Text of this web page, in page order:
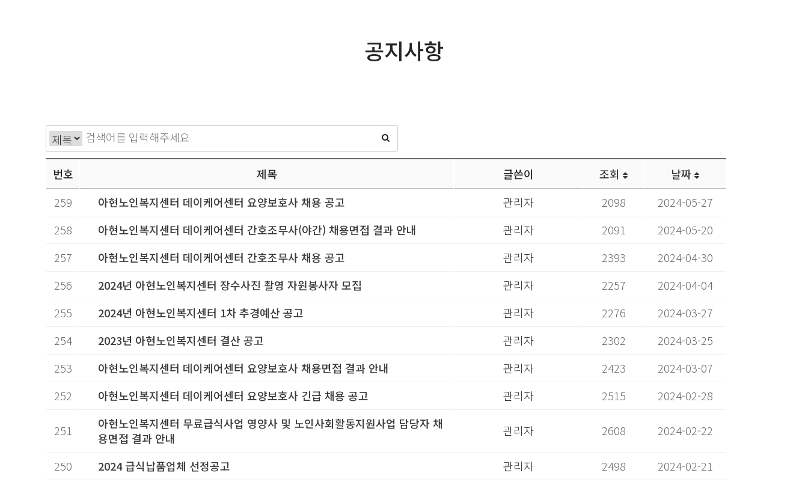
공지사항
번호 제목 글쓴이 조회
날짜
259
아현노인복지센터 데이케어센터 요양보호사 채용 공고 관리자 2098
2024-05-27
258
아현노인복지센터 데이케어센터 간호조무사(야간) 채용면접 결과 안내 관리자 2091
2024-05-20
257
아현노인복지센터 데이케어센터 간호조무사 채용 공고 관리자 2393
2024-04-30
256
2024년 아현노인복지센터 장수사진 촬영 자원봉사자 모집 관리자 2257
2024-04-04
255
2024년 아현노인복지센터 1차 추경예산 공고 관리자 2276
2024-03-27
254
2023년 아현노인복지센터 결산 공고 관리자 2302
2024-03-25
253
아현노인복지센터 데이케어센터 요양보호사 채용면접 결과 안내 관리자 2423
2024-03-07
252
아현노인복지센터 데이케어센터 요양보호사 긴급 채용 공고 관리자 2515 2024-02-28
251
아현노인복지센터 무료급식사업 영양사 및 노인사회활동지원사업 담당자 채
용면접 결과 안내
관리자 2608 2024-02-22
250 2024 급식납품업체 선정공고 관리자 2498
2024-02-21